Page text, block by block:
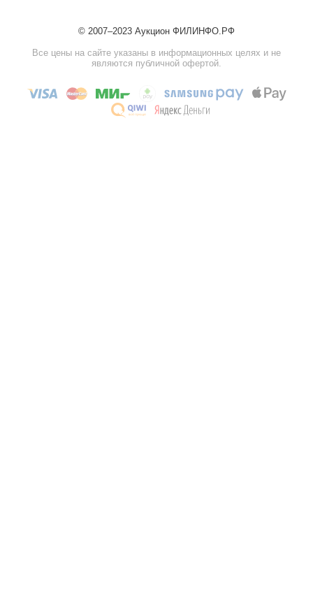
© 2007–2023 Аукцион ФИЛИНФО.РФ
Все цены на сайте указаны в информационных целях и не
являются публичной офертой.